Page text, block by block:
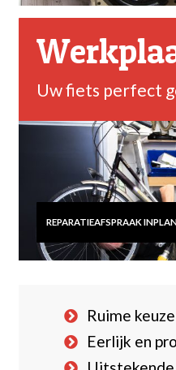
Uw fiets perfect
REPARATIEAFSPRAAK
Ruime keuze
Eerlijk en